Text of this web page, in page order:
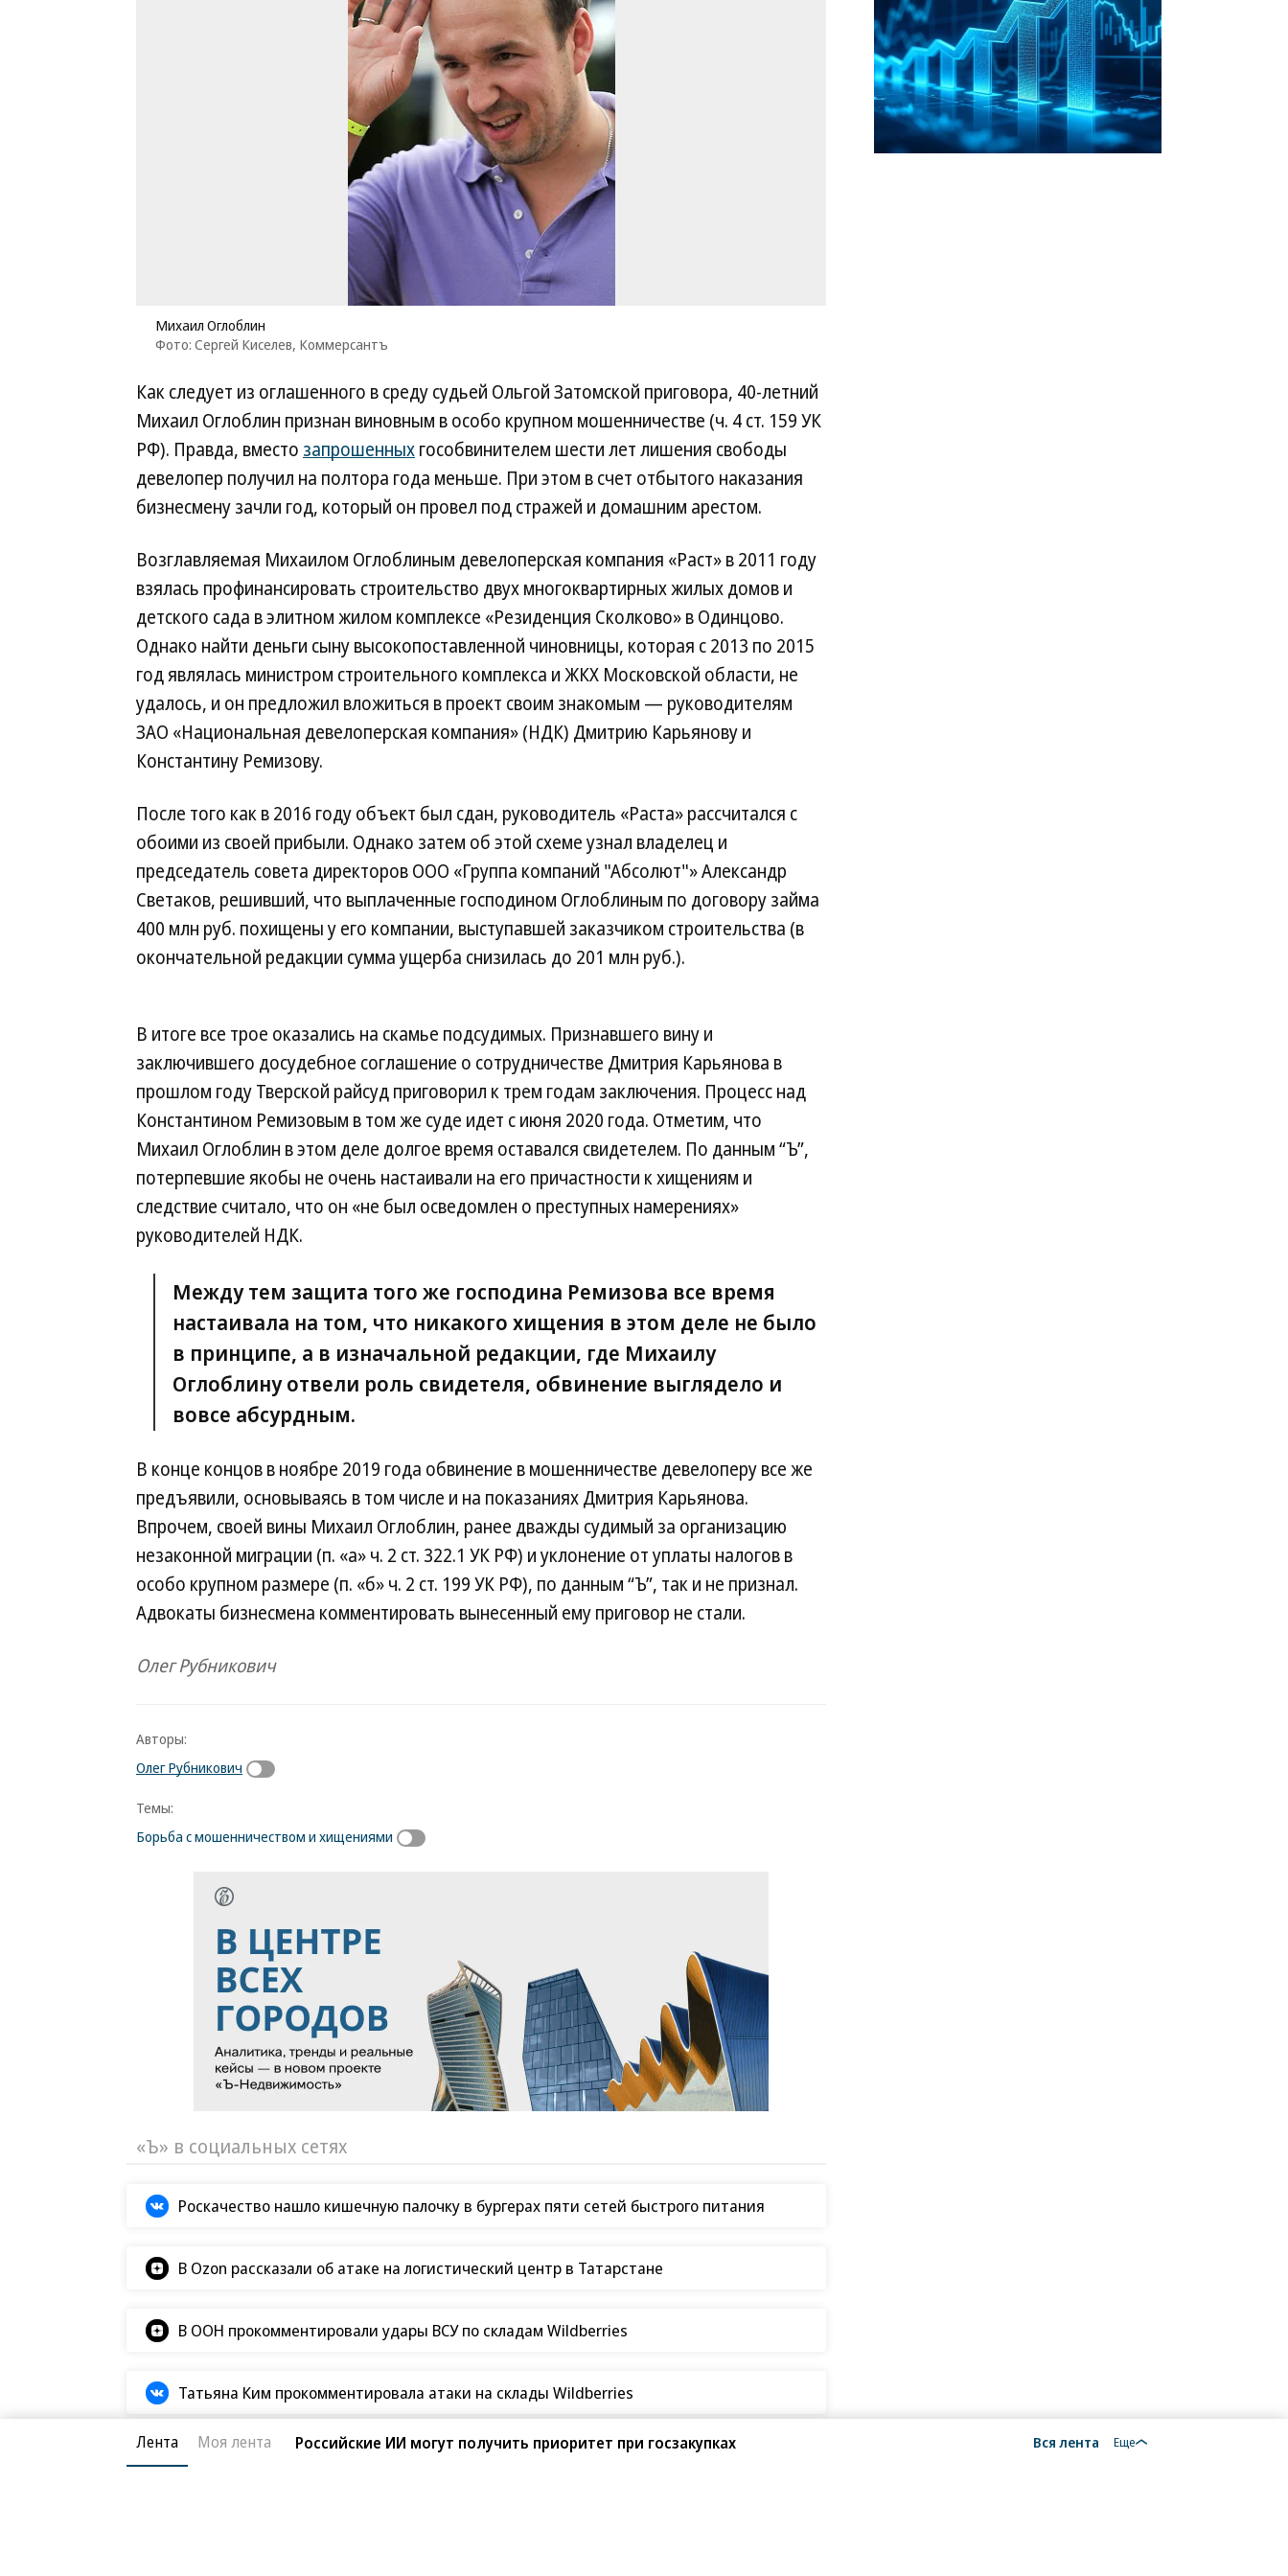
Михаил Оглоблин
Фото: Сергей Киселев, Коммерсантъ
Оглоблин
Фото:
Сергей
Киселев,
Коммерсантъ
Как следует из оглашенного в среду судьей Ольгой Затомской приговора, 40-летний
Михаил Оглоблин признан виновным в особо крупном мошенничестве (ч. 4 ст. 159 УК
РФ). Правда, вместо запрошенныхгособвинителем шести лет лишения свободы
девелопер получил на полтора года меньше. При этом в счет отбытого наказания
бизнесмену зачли год, который он провел под стражей и домашним арестом.
Возглавляемая Михаилом Оглоблиным девелоперская компания «Раст» в 2011 году
взялась профинансировать строительство двух многоквартирных жилых домов и
детского сада в элитном жилом комплексе «Резиденция Сколково» в Одинцово.
Однако найти деньги сыну высокопоставленной чиновницы, которая с 2013 по 2015
год являлась министром строительного комплекса и ЖКХ Московской области, не
удалось, и он предложил вложиться в проект своим знакомым — руководителям
ЗАО «Национальная девелоперская компания» (НДК) Дмитрию Карьянову и
Константину Ремизову.
После того как в 2016 году объект был сдан, руководитель «Раста» рассчитался с
обоими из своей прибыли. Однако затем об этой схеме узнал владелец и
председатель совета директоров ООО «Группа компаний "Абсолют"» Александр
Светаков, решивший, что выплаченные господином Оглоблиным по договору займа
400 млн руб. похищены у его компании, выступавшей заказчиком строительства (в
окончательной редакции сумма ущерба снизилась до 201 млн руб.).
В итоге все трое оказались на скамье подсудимых. Признавшего вину и
заключившего досудебное соглашение о сотрудничестве Дмитрия Карьянова в
прошлом году Тверской райсуд приговорил к трем годам заключения. Процесс над
Константином Ремизовым в том же суде идет с июня 2020 года. Отметим, что
Михаил Оглоблин в этом деле долгое время оставался свидетелем. По данным “Ъ”,
потерпевшие якобы не очень настаивали на его причастности к хищениям и
следствие считало, что он «не был осведомлен о преступных намерениях»
руководителей НДК.
Между тем защита того же господина Ремизова все время
настаивала на том, что никакого хищения в этом деле не было
в принципе, а в изначальной редакции, где Михаилу
Оглоблину отвели роль свидетеля, обвинение выглядело и
вовсе абсурдным.
В конце концов в ноябре 2019 года обвинение в мошенничестве девелоперу все же
предъявили, основываясь в том числе и на показаниях Дмитрия Карьянова.
Впрочем, своей вины Михаил Оглоблин, ранее дважды судимый за организацию
незаконной миграции (п. «а» ч. 2 ст. 322.1 УК РФ) и уклонение от уплаты налогов в
особо крупном размере (п. «б» ч. 2 ст. 199 УК РФ), по данным “Ъ”, так и не признал.
Адвокаты бизнесмена комментировать вынесенный ему приговор не стали.
Олег Рубникович
Авторы:
Олег Рубникович
Темы:
Борьба с мошенничеством и хищениями
«Ъ» в социальных сетях
Роскачество нашло кишечную палочку в бургерах пяти сетей быстрого питания
В Ozon рассказали об атаке на логистический центр в Татарстане
В ООН прокомментировали удары ВСУ по складам Wildberries
Татьяна Ким прокомментировала атаки на склады Wildberries
Лента Моя лента Российские ИИ могут получить приоритет при госзакупках Вся лента Еще